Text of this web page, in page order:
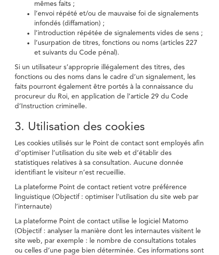
mêmes faits ;
l’envoi répété et/ou de mauvaise foi de signalements
infondés (diffamation) ;
l’introduction répétée de signalements vides de sens ;
l’usurpation de titres, fonctions ou noms (articles 227
et suivants du Code pénal).
Si un utilisateur s’approprie illégalement des titres, des
fonctions ou des noms dans le cadre d’un signalement, les
faits pourront également être portés à la connaissance du
procureur du Roi, en application de l’article 29 du Code
d’Instruction criminelle.
3. Utilisation des cookies
Les cookies utilisés sur le Point de contact sont employés afin
d’optimiser l’utilisation du site web et d’établir des
statistiques relatives à sa consultation. Aucune donnée
identifiant le visiteur n’est recueillie.
La plateforme Point de contact retient votre préférence
linguistique (Objectif : optimiser l’utilisation du site web par
l’internaute)
La plateforme Point de contact utilise le logiciel Matomo
(Objectif : analyser la manière dont les internautes visitent le
site web, par exemple : le nombre de consultations totales
ou celles d’une page bien déterminée. Ces informations sont